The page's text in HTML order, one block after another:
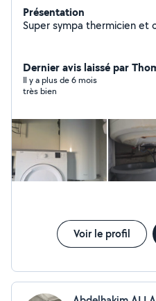
Présentation
Super
Dernier avis laissé par
Il y a plus de 6 mois
très bien
Voir le profil